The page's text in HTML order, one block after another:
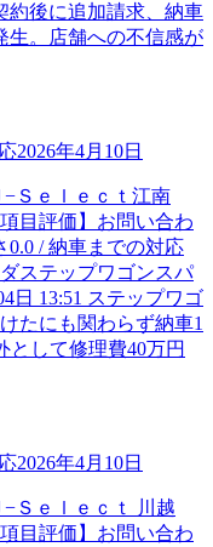
約後に追加請求、納車
生。店舗への不信感が
2026年4月10日
−Ｓｅｌｅｃｔ江南
目評価】お問い合わ
0.0 / 納車までの対応
ステップワゴンスパ
日 13:51 ステップワゴ
たにも関わらず納車1
して修理費40万円
2026年4月10日
−Ｓｅｌｅｃｔ 川越
目評価】お問い合わ